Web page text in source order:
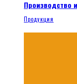
Производство
Продукция